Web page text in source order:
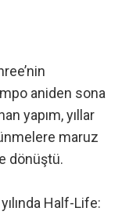
aniden sona
yapım, yıllar
maruz
dönüştü.
Half-Life: